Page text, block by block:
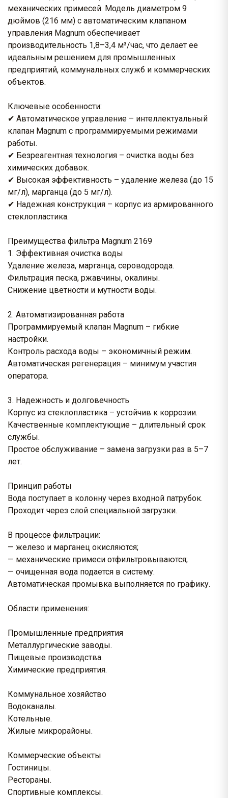
механических примесей. Модель диаметром 9
дюймов (216 мм) с автоматическим клапаном
управления Magnum обеспечивает
производительность 1,8–3,4 м³/час, что делает ее
идеальным решением для промышленных
предприятий, коммунальных служб и коммерческих
объектов.
Ключевые особенности:
✔ Автоматическое управление – интеллектуальный
клапан Magnum с программируемыми режимами
работы.
✔ Безреагентная технология – очистка воды без
химических добавок.
✔ Высокая эффективность – удаление железа (до 15
мг/л), марганца (до 5 мг/л).
✔ Надежная конструкция – корпус из армированного
стеклопластика.
Преимущества фильтра Magnum 2169
1. Эффективная очистка воды
Удаление железа, марганца, сероводорода.
Фильтрация песка, ржавчины, окалины.
Снижение цветности и мутности воды.
2. Автоматизированная работа
Программируемый клапан Magnum – гибкие
настройки.
Контроль расхода воды – экономичный режим.
Автоматическая регенерация – минимум участия
оператора.
3. Надежность и долговечность
Корпус из стеклопластика – устойчив к коррозии.
Качественные комплектующие – длительный срок
службы.
Простое обслуживание – замена загрузки раз в 5–7
лет.
Принцип работы
Вода поступает в колонну через входной патрубок.
Проходит через слой специальной загрузки.
В процессе фильтрации:
— железо и марганец окисляются;
— механические примеси отфильтровываются;
— очищенная вода подается в систему.
Автоматическая промывка выполняется по графику.
Области применения:
Промышленные предприятия
Металлургические заводы.
Пищевые производства.
Химические предприятия.
Коммунальное хозяйство
Водоканалы.
Котельные.
Жилые микрорайоны.
Коммерческие объекты
Гостиницы.
Рестораны.
Спортивные комплексы.